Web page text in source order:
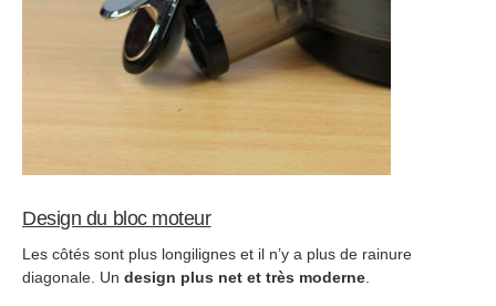
Design du bloc moteur
Les côtés sont plus longilignes et il n’y a plus de rainure
diagonale. Un design plus net et très moderne